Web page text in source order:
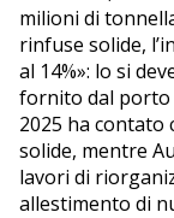
milioni di
rinfuse solide,
al 14%»: lo si
fornito dal porto
2025 ha contato
solide, mentre
lavori di
allestimento di